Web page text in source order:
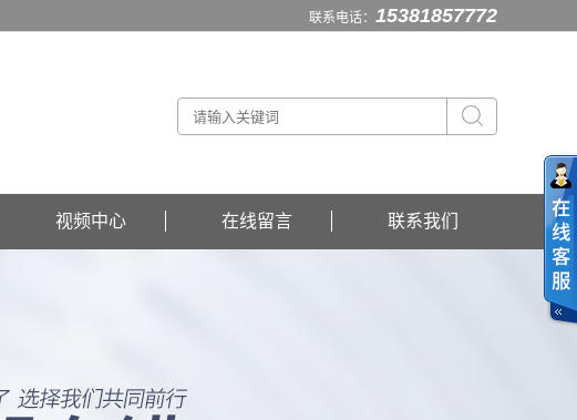
联系电话： 15381857772
视频中心 在线留言 联系我们